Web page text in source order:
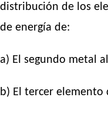
distribución de los
de energía de:
a) El segundo metal
b) El tercer elemento